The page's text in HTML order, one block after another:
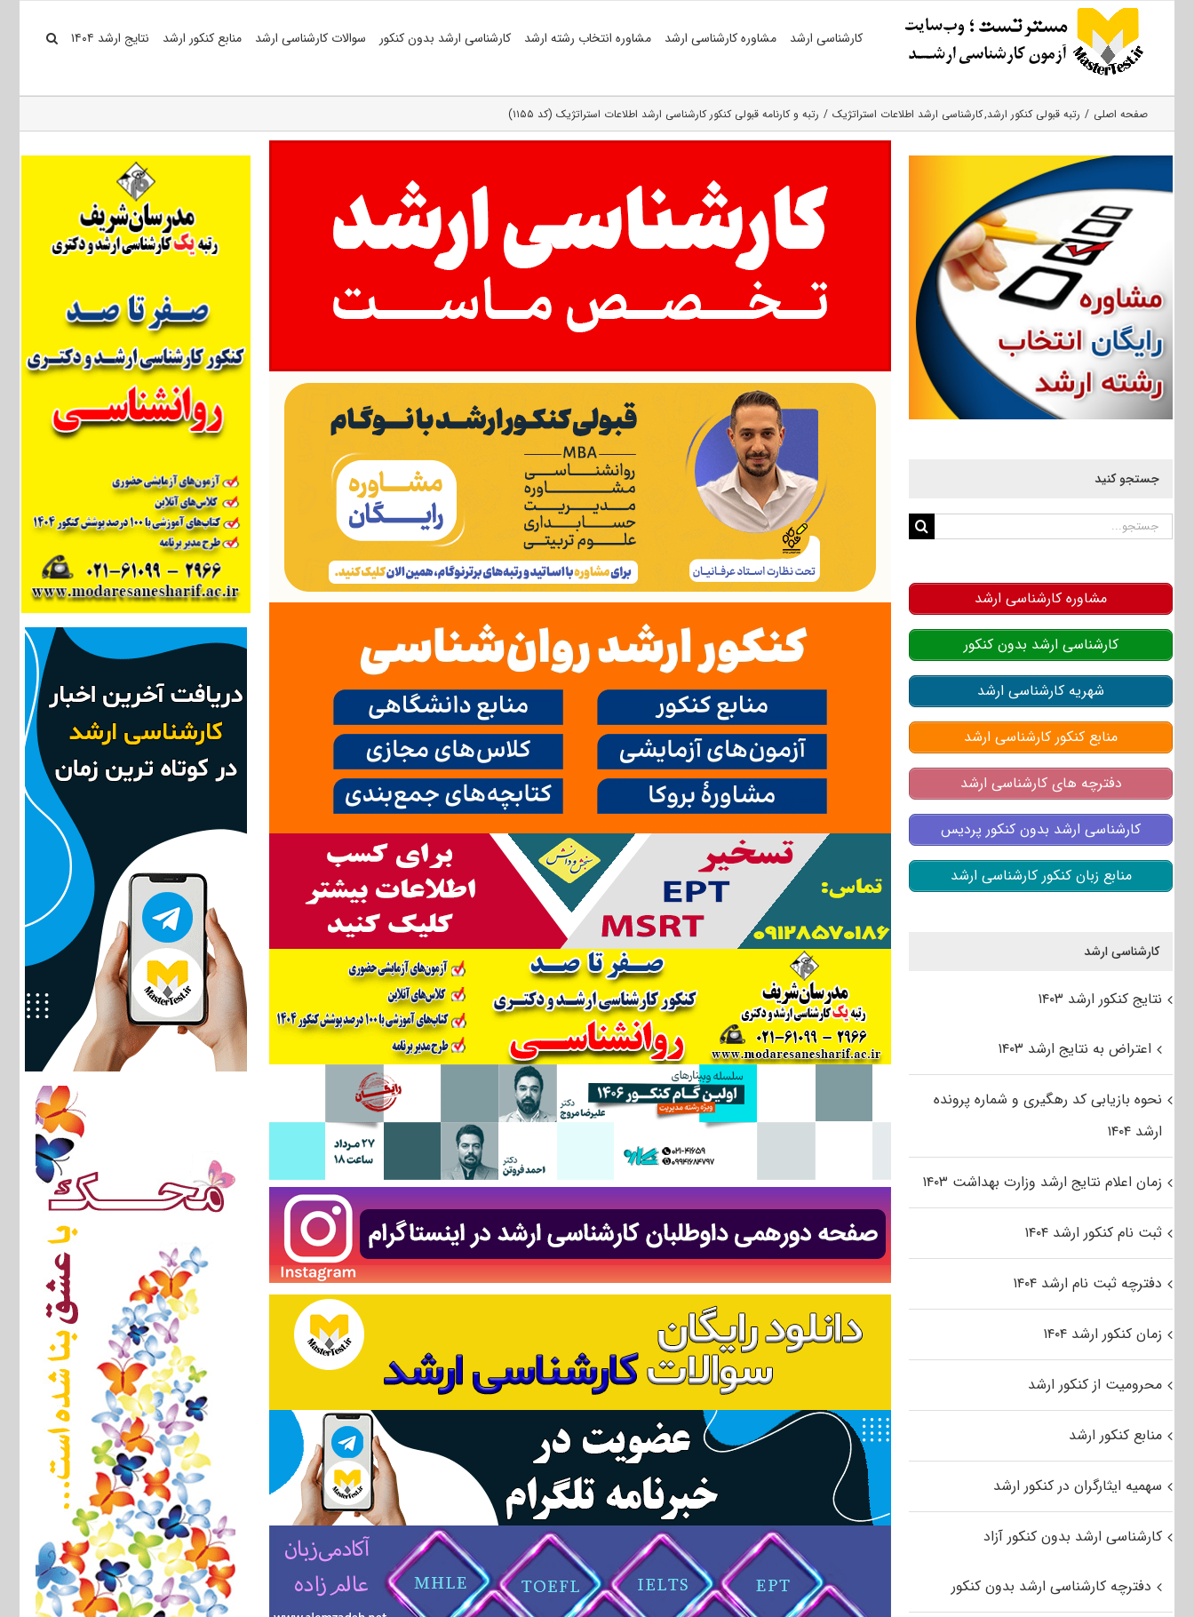
کارشناسی ارشد مشاوره کارشناسی ارشد مشاوره انتخاب رشته ارشد کارشناسی ارشد بدون کنکور سوالات کارشناسی ارشد منابع کنکور ارشد نتایج ارشد ۱۴۰۴
صفحه اصلی رتبه قبولی کنکور ارشد کارشناسی ارشد اطلاعات استراتژیک رتبه و کارنامه قبولی کنکور کارشناسی ارشد اطلاعات استراتژیک (کد ۱۱۵۵)
جستجو کنید
جستجو
مشاوره کارشناسی ارشد
کارشناسی ارشد بدون کنکور
شهریه کارشناسی ارشد
منابع کنکور کارشناسی ارشد
دفترچه های کارشناسی ارشد
کارشناسی ارشد بدون کنکور پردیس
منابع زبان کنکور کارشناسی ارشد
کارشناسی ارشد
نتایج کنکور ارشد ۱۴۰۳
اعتراض به نتایج ارشد ۱۴۰۳
نحوه بازیابی کد رهگیری و شماره پرونده
ارشد ۱۴۰۴
زمان اعلام نتایج ارشد وزارت بهداشت ۱۴۰۳
ثبت نام کنکور ارشد ۱۴۰۴
دفترچه ثبت نام ارشد ۱۴۰۴
زمان کنکور ارشد ۱۴۰۴
محرومیت از کنکور ارشد
منابع کنکور ارشد
سهمیه ایثارگران در کنکور ارشد
کارشناسی ارشد بدون کنکور آزاد
دفترچه کارشناسی ارشد بدون کنکور